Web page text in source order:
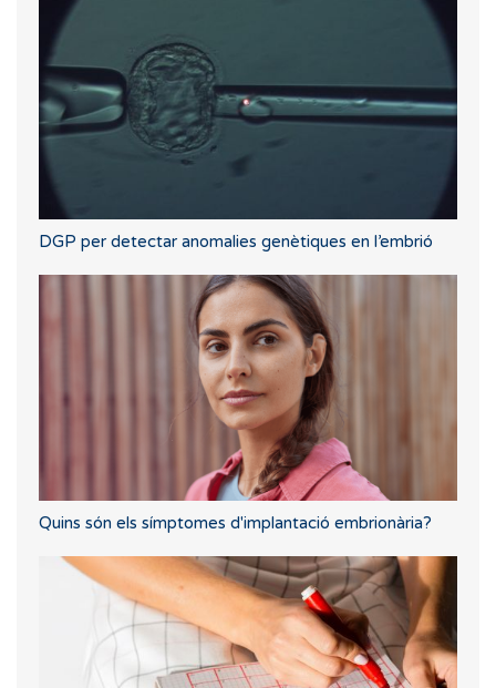
DGP per detectar anomalies genètiques en l’embrió
Quins són els símptomes d'implantació embrionària?